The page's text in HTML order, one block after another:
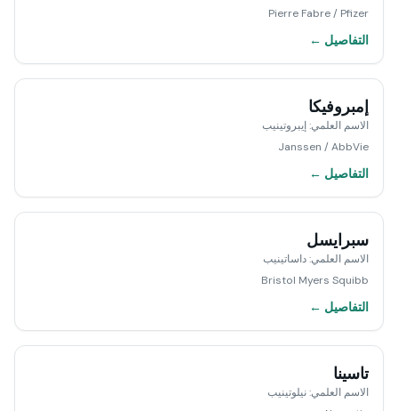
Pierre Fabre / Pfizer
التفاصيل ←
إمبروفيكا
الاسم العلمي:إيبروتينيب
Janssen / AbbVie
التفاصيل ←
سبرايسل
الاسم العلمي:داساتينيب
Bristol Myers Squibb
التفاصيل ←
تاسينا
الاسم العلمي:نيلوتينيب